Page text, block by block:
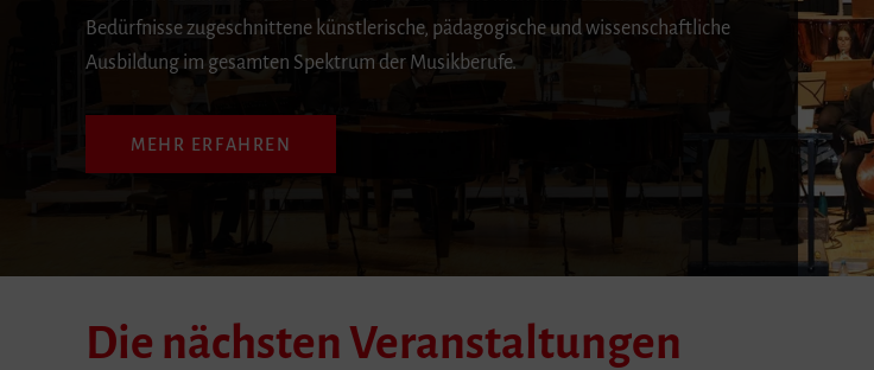
Bedürfnisse zugeschnittene künstlerische, pädagogische und wissenschaftliche
Ausbildung im gesamten Spektrum der Musikberufe.
MEHR ERFAHREN
Die nächsten Veranstaltungen